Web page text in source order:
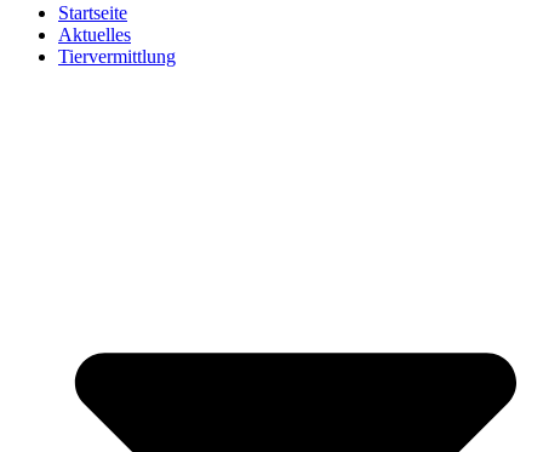
Startseite
Aktuelles
Tiervermittlung